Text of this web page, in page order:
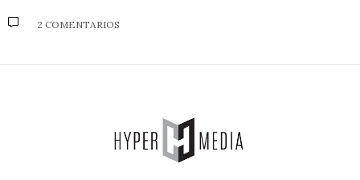
2 COMENTARIOS